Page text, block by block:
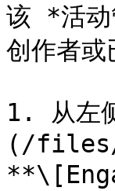
该 *活动
创作者或
1. 从左
(/files/